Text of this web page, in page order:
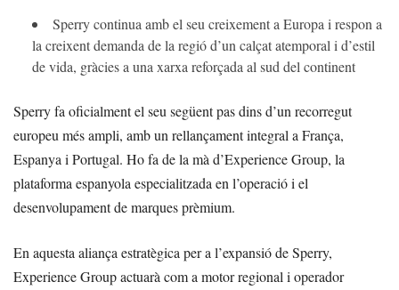
Sperry continua amb el seu creixement a Europa i respon a
la creixent demanda de la regió d’un calçat atemporal i d’estil
de vida, gràcies a una xarxa reforçada al sud del continent
Sperry fa oficialment el seu següent pas dins d’un recorregut
europeu més ampli, amb un rellançament integral a França,
Espanya i Portugal. Ho fa de la mà d’Experience Group, la
plataforma espanyola especialitzada en l’operació i el
desenvolupament de marques prèmium.
En aquesta aliança estratègica per a l’expansió de Sperry,
Experience Group actuarà com a motor regional i operador